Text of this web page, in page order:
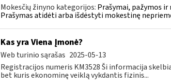
Mokesčių žinyno kategorijos: Prašymai, pažymos ir
Prašymas atidėti arba išdėstyti mokestinę
Kas yra Viena Įmonė?
Web turinio sąrašas 2025-05-13
Registracijos numeris KM3528 Ši informacija
bet kuris ekonominę veiklą vykdantis fizinis...